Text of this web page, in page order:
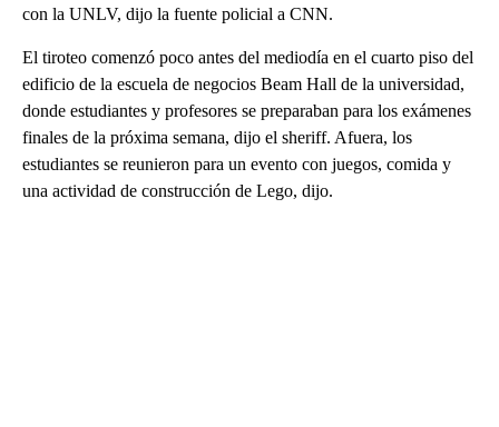
con la UNLV, dijo la fuente policial a CNN.
El tiroteo comenzó poco antes del mediodía en el cuarto piso del
edificio de la escuela de negocios Beam Hall de la universidad,
donde estudiantes y profesores se preparaban para los exámenes
finales de la próxima semana, dijo el sheriff. Afuera, los
estudiantes se reunieron para un evento con juegos, comida y
una actividad de construcción de Lego, dijo.